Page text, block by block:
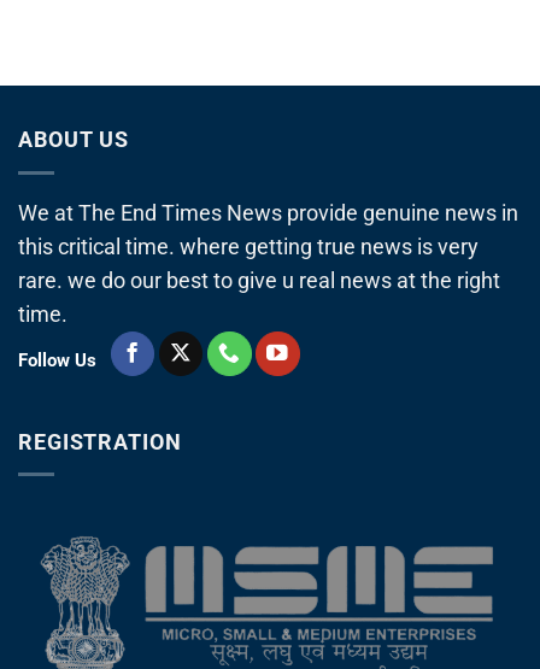
ABOUT US
We at The End Times News provide genuine news in
this critical time. where getting true news is very
rare. we do our best to give u real news at the right
time.
Follow Us
REGISTRATION